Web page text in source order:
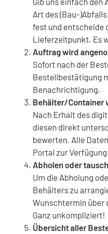
Art des (Bau-
fest und entscheide
Lieferzeitpunkt. Es
Auftrag wird
Sofort nach der
Bestellbestätigung
Benachrichtigung.
Behälter/Container
Nach Erhalt des
diesen direkt
bewerten. Alle
Portal zur
Abholen oder
Um die Abholung
Behälters zu
Wunschtermin über
Ganz unkompliziert!
Übersicht aller